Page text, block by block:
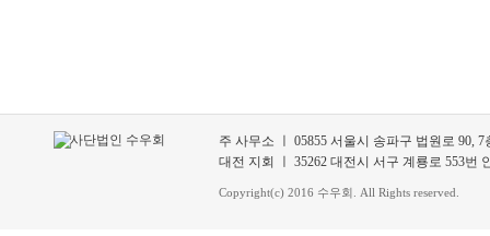
주 사무소 ㅣ 05855 서울시 송파구 법원로 90,
대전 지회 ㅣ 35262 대전시 서구 계룡로 553번
Copyright(c) 2016 수우회. All Rights reserved.